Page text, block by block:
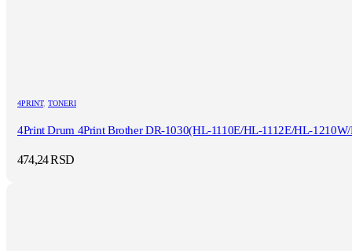
4PRINT, TONERI
4Print Drum 4Print Brother DR-1030(HL-1110E/HL-1112E/HL-
474,24RSD